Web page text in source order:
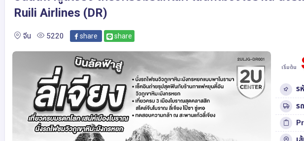
Ruili Airlines (DR)
จีน 5220 share share
เริ่มต้น
ร
รถ